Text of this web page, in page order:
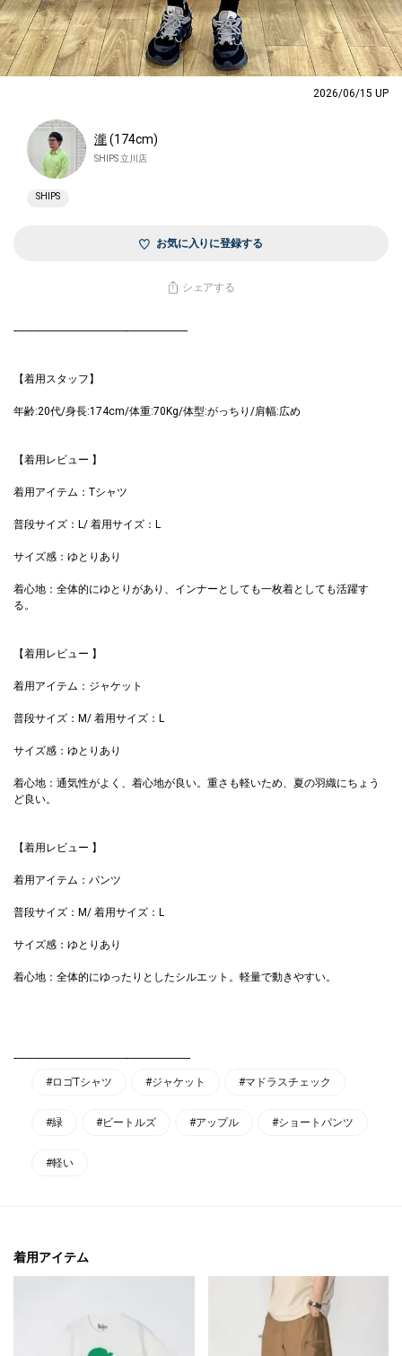
2026/06/15 UP
瀧 (174cm)
SHIPS 立川店
SHIPS
お気に入りに登録する
シェアする
-----------------------------------------------------------------
【着用スタッフ】
年齢:20代/身長:174cm/体重:70Kg/体型:がっちり/肩幅:広め
【着用レビュー 】
着用アイテム：Tシャツ
普段サイズ：L/ 着用サイズ：L
サイズ感：ゆとりあり
着心地：全体的にゆとりがあり、インナーとしても一枚着としても活躍す
る。
【着用レビュー 】
着用アイテム：ジャケット
普段サイズ：M/ 着用サイズ：L
サイズ感：ゆとりあり
着心地：通気性がよく、着心地が良い。重さも軽いため、夏の羽織にちょう
ど良い。
【着用レビュー 】
着用アイテム：パンツ
普段サイズ：M/ 着用サイズ：L
サイズ感：ゆとりあり
着心地：全体的にゆったりとしたシルエット。軽量で動きやすい。
------------------------------------------------------------------
#ロゴTシャツ
#ジャケット #マドラスチェック
#緑 #ビートルズ #アップル #ショートパンツ
#軽い
着用アイテム